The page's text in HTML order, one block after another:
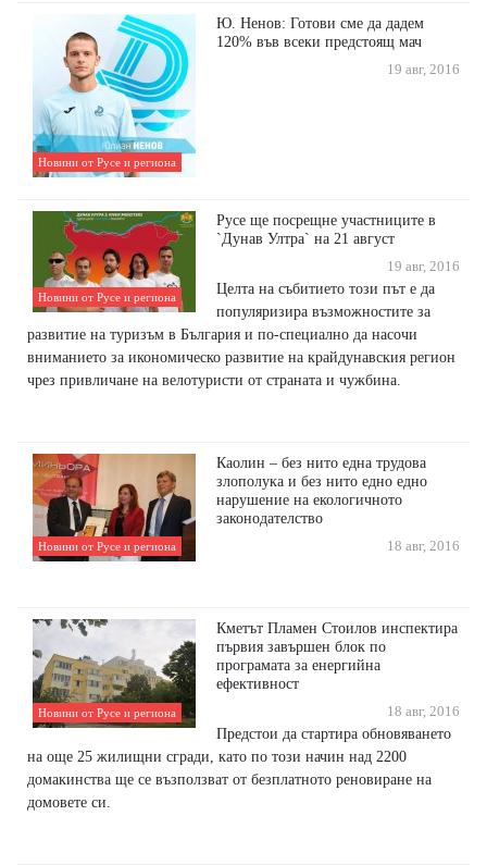
Новини от Русе и региона
Ю. Ненов: Готови сме да дадем
120% във всеки предстоящ мач
19 авг, 2016
Новини от Русе и региона
Русе ще посрещне участниците в
`Дунав Ултра` на 21 август
19 авг, 2016
Целта на събитието този път е да
популяризира възможностите за
развитие на туризъм в България и по-специално да насочи
вниманието за икономическо развитие на крайдунавския регион
чрез привличане на велотуристи от страната и чужбина.
Новини от Русе и региона
Каолин – без нито една трудова
злополука и без нито едно едно
нарушение на екологичното
законодателство
18 авг, 2016
Новини от Русе и региона
Кметът Пламен Стоилов инспектира
първия завършен блок по
програмата за енергийна
ефективност
18 авг, 2016
Предстои да стартира обновяването
на още 25 жилищни сгради, като по този начин над 2200
домакинства ще се възползват от безплатното реновиране на
домовете си.